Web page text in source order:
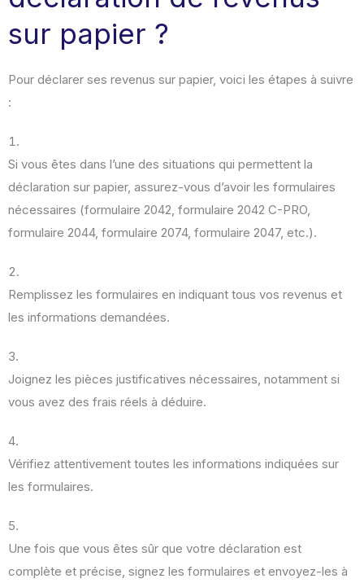
sur papier ?
Pour déclarer ses revenus sur papier, voici les étapes à suivre
:
Si vous êtes dans l’une des situations qui permettent la
déclaration sur papier, assurez-vous d’avoir les formulaires
nécessaires (formulaire 2042, formulaire 2042 C-PRO,
formulaire 2044, formulaire 2074, formulaire 2047, etc.).
Remplissez les formulaires en indiquant tous vos revenus et
les informations demandées.
Joignez les pièces justificatives nécessaires, notamment si
vous avez des frais réels à déduire.
Vérifiez attentivement toutes les informations indiquées sur
les formulaires.
Une fois que vous êtes sûr que votre déclaration est
complète et précise, signez les formulaires et envoyez-les à